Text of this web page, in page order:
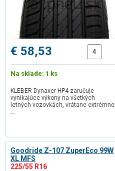
€ 58,53
Na sklade: 1 ks
KLEBER Dynaxer HP4 zaručuje
vynikajúce výkony na všetkých
letných vozovkách, vrátane extrémne
…
Goodride Z-107 ZuperEco 99W
XL MFS
225/55 R16